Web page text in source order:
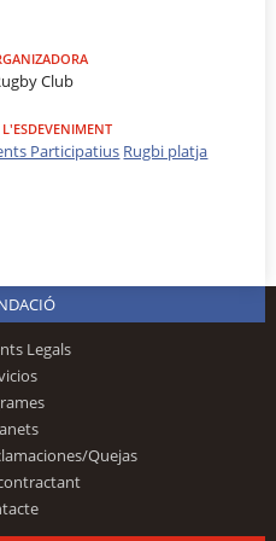
Club
L'ESDEVENIMENT
Participatius Rugbi platja
Legals
Quejas